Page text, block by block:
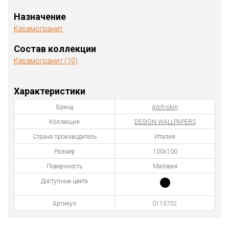
Назначение
Керамогранит
Состав коллекции
Керамогранит (10)
Характеристики
Бренд Arch-skin
Коллекция DESIGN WALLPAPERS
Страна производитель Италия
Размер 100х100
Поверхность Матовая
Доступные цвета
Артикул 0115752